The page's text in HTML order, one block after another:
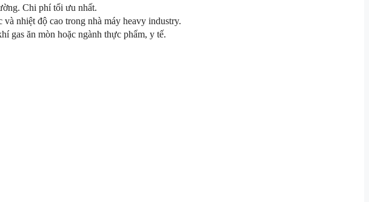
Chi phí tối ưu nhất.
nhiệt độ cao trong nhà máy heavy industry.
gas ăn mòn hoặc ngành thực phẩm, y tế.